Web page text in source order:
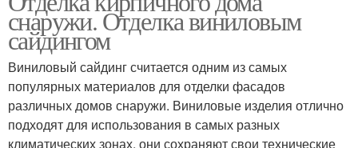
снаружи. Отделка виниловым
сайдингом
Виниловый сайдинг считается одним из самых
популярных материалов для отделки фасадов
различных домов снаружи. Виниловые изделия отлично
подходят для использования в самых разных
климатических зонах, они сохраняют свои технические